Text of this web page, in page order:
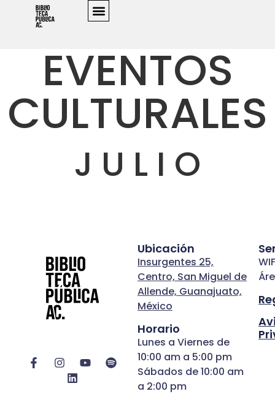
TAQUILLA
EVENTOS
CULTURALES
J U L I O
Ubicación
Insurgentes 25,
Centro, San Miguel de
Allende, Guanajuato,
México
Horario
Lunes a Viernes de
10:00 am a 5:00 pm
Sábados de 10:00 am
a 2:00 pm